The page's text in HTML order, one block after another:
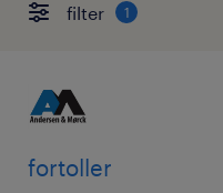
filter 1
fortoller